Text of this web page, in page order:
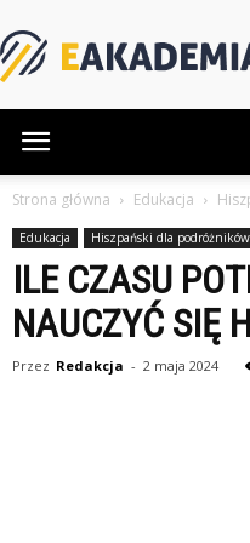
Strona główna Edukacja
Edukacja Hiszpański dla podróżników
ILE CZASU
NAUCZYĆ SIĘ
Przez Redakcja - 2 maja 2024